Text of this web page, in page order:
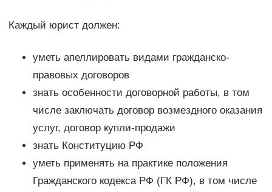
Каждый юрист должен:
уметь апеллировать видами гражданско-
правовых договоров
знать особенности договорной работы, в том
числе заключать договор возмездного оказания
услуг, договор купли-продажи
знать Конституцию РФ
уметь применять на практике положения
Гражданского кодекса РФ (ГК РФ), в том числе